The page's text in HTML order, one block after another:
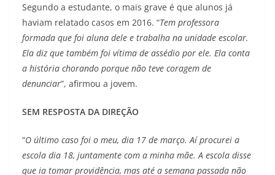
Segundo a estudante, o mais grave é que alunos já
haviam relatado casos em 2016. “Tem professora
formada que foi aluna dele e trabalha na unidade escolar.
Ela diz que também foi vítima de assédio por ele. Ela conta
a história chorando porque não teve coragem de
denunciar”, afirmou a jovem.
SEM RESPOSTA DA DIREÇÃO
“O último caso foi o meu, dia 17 de março. Aí procurei a
escola dia 18, juntamente com a minha mãe. A escola disse
que ia tomar providência, mas até a semana passada não